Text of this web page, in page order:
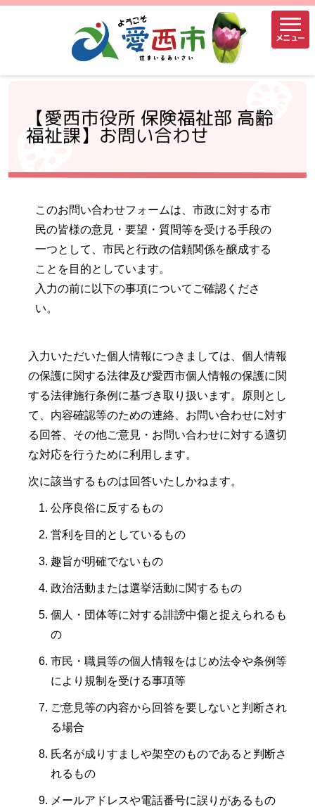
メニュー
【愛西市役所 保険福祉部 高齢
福祉課】お問い合わせ
このお問い合わせフォームは、市政に対する市
民の皆様の意見・要望・質問等を受ける手段の
一つとして、市民と行政の信頼関係を醸成する
ことを目的としています。
入力の前に以下の事項についてご確認くださ
い。
入力いただいた個人情報につきましては、個人情報
の保護に関する法律及び愛西市個人情報の保護に関
する法律施行条例に基づき取り扱います。原則とし
て、内容確認等のための連絡、お問い合わせに対す
る回答、その他ご意見・お問い合わせに対する適切
な対応を行うために利用します。
次に該当するものは回答いたしかねます。
公序良俗に反するもの
営利を目的としているもの
趣旨が明確でないもの
政治活動または選挙活動に関するもの
個人・団体等に対する誹謗中傷と捉えられるも
の
市民・職員等の個人情報をはじめ法令や条例等
により規制を受ける事項等
ご意見等の内容から回答を要しないと判断され
る場合
氏名が成りすましや架空のものであると判断さ
れるもの
メールアドレスや電話番号に誤りがあるもの